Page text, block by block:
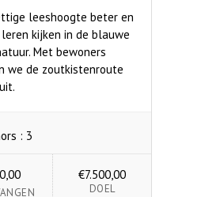
leeshoogte beter en
kijken in de blauwe
Met bewoners
we de zoutkistenroute
: 3
€7.500,00
DOEL